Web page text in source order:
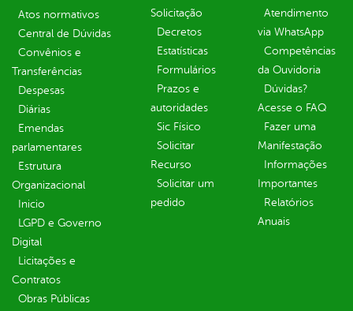
Atos normativos
Central de Dúvidas
Convênios e
Transferências
Despesas
Diárias
Emendas
parlamentares
Estrutura
Organizacional
Inicio
LGPD e Governo
Digital
Licitações e
Contratos
Obras Públicas
Solicitação
Decretos
Estatísticas
Formulários
Prazos e
autoridades
Sic Físico
Solicitar
Recurso
Solicitar um
pedido
Atendimento
via WhatsApp
Competências
da Ouvidoria
Dúvidas?
Acesse o FAQ
Fazer uma
Manifestação
Informações
Importantes
Relatórios
Anuais